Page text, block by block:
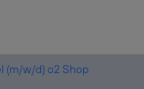
(m/w/d) o2 Shop